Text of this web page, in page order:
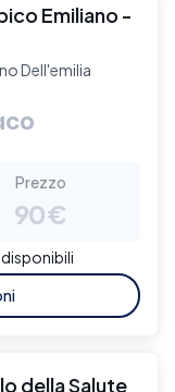
Emiliano -
Dell'emilia
Prezzo
90€
della Salute